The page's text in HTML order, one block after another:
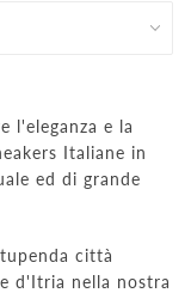
l'eleganza e la
Italiane in
ed di grande
città
d'Itria nella nostra